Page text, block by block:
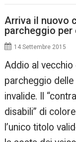
Arriva il nuovo
parcheggio per
14 Settembre 2015
Addio al vecchio
parcheggio
invalide. Il
disabili” di
l’unico titolo